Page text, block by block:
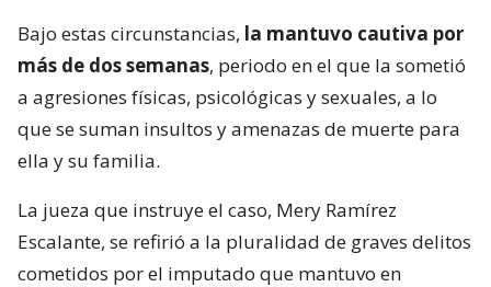
Bajo estas circunstancias, la mantuvo cautiva por
más de dos semanas, periodo en el que la sometió
a agresiones físicas, psicológicas y sexuales, a lo
que se suman insultos y amenazas de muerte para
ella y su familia.
La jueza que instruye el caso, Mery Ramírez
Escalante, se refirió a la pluralidad de graves delitos
cometidos por el imputado que mantuvo en